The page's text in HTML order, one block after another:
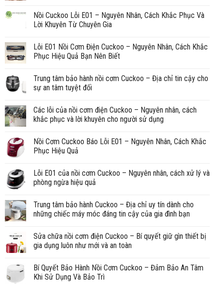
Nồi Cuckoo Lỗi E01 – Nguyên Nhân, Cách Khắc Phục Và
Lời Khuyên Từ Chuyên Gia
Lỗi E01 Nồi Cơm Điện Cuckoo – Nguyên Nhân, Cách Khắc
Phục Hiệu Quả Bạn Nên Biết
Trung tâm bảo hành nồi cơm Cuckoo – Địa chỉ tin cậy cho
sự an tâm tuyệt đối
Các lỗi của nồi cơm điện Cuckoo – Nguyên nhân, cách
khắc phục và lời khuyên cho người sử dụng
Nồi Cơm Cuckoo Báo Lỗi E01 – Nguyên Nhân, Cách Khắc
Phục Hiệu Quả
Lỗi E01 của nồi cơm Cuckoo – Nguyên nhân, cách xử lý và
phòng ngừa hiệu quả
Trung tâm bảo hành Cuckoo – Địa chỉ uy tín dành cho
những chiếc máy móc đáng tin cậy của gia đình bạn
Sửa chữa nồi cơm điện Cuckoo – Bí quyết giữ gìn thiết bị
gia dụng luôn như mới và an toàn
Bí Quyết Bảo Hành Nồi Cơm Cuckoo – Đảm Bảo An Tâm
Khi Sử Dụng Và Bảo Trì